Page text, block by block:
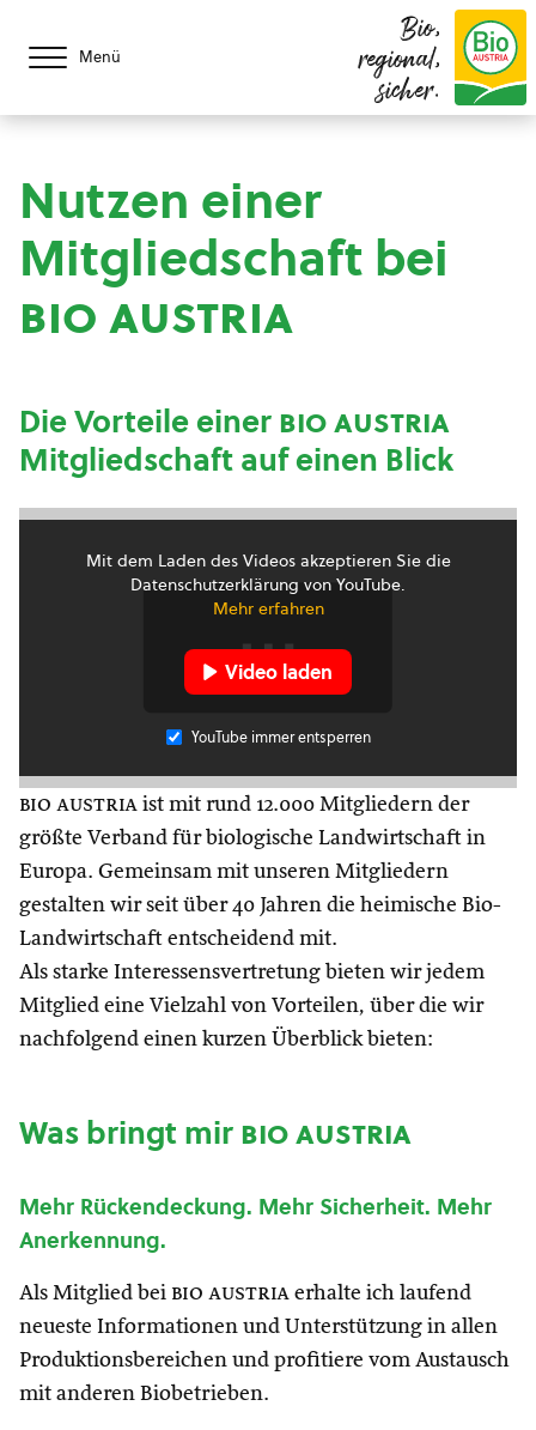
Menü
Bio,
regional,
sicher.
Nutzen einer
Mitgliedschaft bei
bio austria
Die Vorteile einerbio austria
Mitgliedschaft auf einen Blick
Mit dem Laden des Videos akzeptieren Sie die
Datenschutzerklärung von YouTube.
Mehr erfahren
Video laden
YouTube immer entsperren
bio austria ist mit rund 12.000 Mitgliedern der
größte Verband für biologische Landwirtschaft in
Europa. Gemeinsam mit unseren Mitgliedern
gestalten wir seit über 40 Jahren die heimische Bio-
Landwirtschaft entscheidend mit.
Als starke Interessensvertretung bieten wir jedem
Mitglied eine Vielzahl von Vorteilen, über die wir
nachfolgend einen kurzen Überblick bieten:
Was bringt mirbio austria
Mehr Rückendeckung. Mehr Sicherheit. Mehr
Anerkennung.
Als Mitglied bei bio austria erhalte ich laufend
neueste Informationen und Unterstützung in allen
Produktionsbereichen und profitiere vom Austausch
mit anderen Biobetrieben.